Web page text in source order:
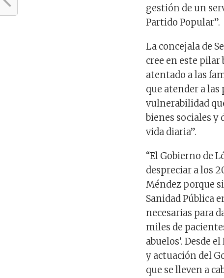
gestión de un
Partido Popular”.
La concejala de
cree en este pilar
atentado a las
que atender a
vulnerabilidad
bienes sociales y
vida diaria”.
“El Gobierno de
despreciar a los
Méndez porque
Sanidad Pública
necesarias para
miles de
abuelos’. Desde
y actuación del
que se lleven a